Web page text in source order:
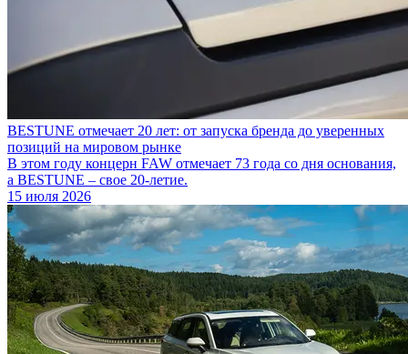
BESTUNE отмечает 20 лет: от запуска бренда до уверенных
позиций на мировом рынке
В этом году концерн FAW отмечает 73 года со дня основания,
а BESTUNE – свое 20-летие.
15 июля 2026